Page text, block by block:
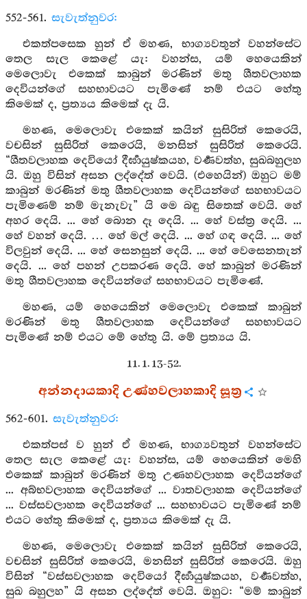
552-561. සැවැත්නුවර:
එකත්පසෙක හුන් ඒ මහණ, භාග්‍යවතුන් වහන්සේට
තෙල සැල කෙළේ යැ: වහන්ස, යම් හෙයෙකින්
මෙලොවැ එකෙක් කාබුන් මරණින් මතු ශීතවලාහක
දෙවියන්ගේ සහභාවයට පැමිණේ නම් එයට හේතු
කිමෙක් ද, ප්‍රත්‍යය කිමෙක් දැ යි.
මහණ, මෙලොවැ එකෙක් කයින් සුසිරිත් කෙරෙයි,
වචසින් සුසිරිත් කෙරෙයි, මනසින් සුසිරිත් කෙරෙයි.
“ශීතවලාහක දෙවියෝ දීර්‍ඝායුෂ්කයහ, වර්‍ණවත්හ, සුඛබහුලහ
යි. ඔහු විසින් අසන ලද්දේත් වෙයි. (එහෙයින්) ඔහුට මම්
කාබුන් මරණින් මතු ශීතවලාහක දෙවියන්ගේ සහභාවයට
පැමිණෙම් නම් මැනැවැ” යි මෙ බඳු සිතෙක් වෙයි. හේ
අහර දෙයි. ... හේ බොන දෑ දෙයි. ... හේ වස්ත්‍ර දෙයි. ...
හේ වහන් දෙයි. … හේ මල් දෙයි. ... හේ ගඳ දෙයි. ... හේ
විලවුන් දෙයි. ... හේ සෙනසුන් දෙයි. ... හේ වෙසෙනතැන්
දෙයි. ... හේ පහන් උපකරණ දෙයි. හේ කාබුන් මරණින්
මතු ශීතවලාහක දෙවියන්ගේ සහභාවයට පැමිණේ.
මහණ, යම් හෙයෙකින් මෙලොවැ එකෙක් කාබුන්
මරණින් මතු ශීතවලාහක දෙවියන්ගේ සහභාවයට
පැමිණේ නම් එයට මේ හේතු යි. මේ ප්‍රත්‍යය යි.
11. 1. 13-52.
අන්නදායකාදි උණ්හවලාහකාදි සූත්‍ර
562-601. සැවැත්නුවර:
එකත්පස් ව හුන් ඒ මහණ, භාග්‍යවතුන් වහන්සේට
තෙල සැල කෙළේ යැ: වහන්ස, යම් හෙයෙකින් මෙහි
එකෙක් කාබුන් මරණින් මතු උණහවලාහක දෙවියන්ගේ
... අබ්භවලාහක දෙවියන්ගේ ... වාතවලාහක දෙවියන්ගේ
... වස්සවලාහක දෙවියන්ගේ ... සහභාවයට පැමිණේ නම්
එයට හේතු කිමෙක් ද, ප්‍රත්‍යය කිමෙක් දැ යි.
මහණ, මෙලොවැ එකෙක් කයින් සුසිරිත් කෙරෙයි,
වචසින් සුසිරිත් කෙරෙයි, මනසින් සුසිරිත් කෙරෙයි. ඔහු
විසින් “වස්සවලාහක දෙවියෝ දීර්‍ඝායුෂ්කයහ, වර්‍ණවත්හ,
සුඛ බහුලහ” යි අසන ලද්දේත් වෙයි. ඔහුට: “මම් කාබුන්